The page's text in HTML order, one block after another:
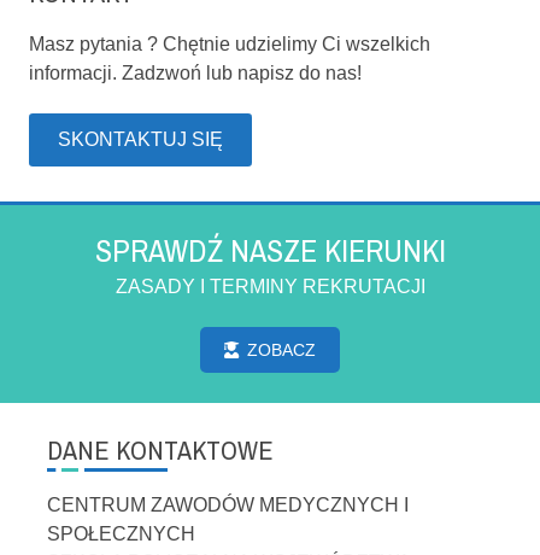
Masz pytania ? Chętnie udzielimy Ci wszelkich
informacji. Zadzwoń lub napisz do nas!
SKONTAKTUJ SIĘ
SPRAWDŹ NASZE KIERUNKI
ZASADY I TERMINY REKRUTACJI
ZOBACZ
DANE KONTAKTOWE
CENTRUM ZAWODÓW MEDYCZNYCH I
SPOŁECZNYCH